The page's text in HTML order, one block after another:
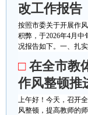
改工作报告
按照市委关于开展作
积弊，于2026年4月
况报告如下。一、扎
□ 在全市教
作风整顿推
上午好！今天，召开
风整顿，提高教师的